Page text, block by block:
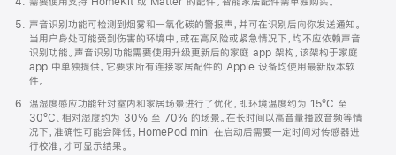
声音识别功能可检测到烟雾和一氧化碳的警报声，并可在识别后向你发送通知。
当用户身处可能受到伤害的环境中，或在高风险或紧急情况下，均不应依赖声音
识别功能。声音识别功能需要使用升级更新后的家庭 app 架构，该架构于家庭
app 中单独提供。它要求所有连接家居配件的 Apple 设备均使用最新版本软
件。
温湿度感应功能针对室内和家居场景进行了优化，即环境温度约为 15ºC 至
30ºC、相对湿度约为 30% 至 70% 的场景。在长时间以高音量播放音频等情
况下，准确性可能会降低。HomePod mini 在启动后需要一定时间对传感器进
行校准，才可显示结果。